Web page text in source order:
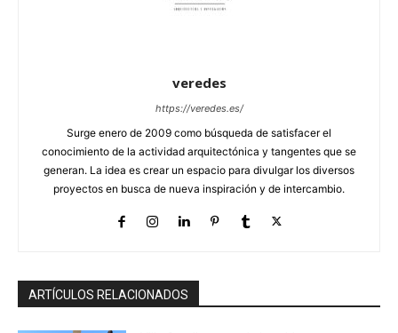
veredes
https://veredes.es/
Surge enero de 2009 como búsqueda de satisfacer el
conocimiento de la actividad arquitectónica y tangentes que se
generan. La idea es crear un espacio para divulgar los diversos
proyectos en busca de nueva inspiración y de intercambio.
ARTÍCULOS RELACIONADOS